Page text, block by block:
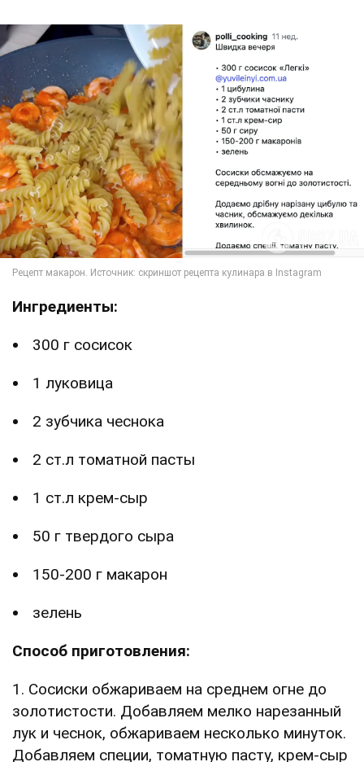
Ингредиенты:
300 г сосисок
1 луковица
2 зубчика чеснока
2 ст.л томатной пасты
1 ст.л крем-сыр
50 г твердого сыра
150-200 г макарон
зелень
Способ приготовления:
1. Сосиски обжариваем на среднем огне до
золотистости. Добавляем мелко нарезанный
лук и чеснок, обжариваем несколько минуток.
Добавляем специи, томатную пасту, крем-сыр